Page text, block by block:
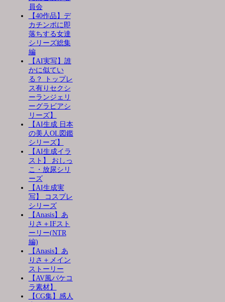
員会
【40作品】デ
カチンポに即
落ちする女達
シリーズ総集
編
【AI実写】誰
かに似てい
る？ トップレ
ス有りセクシ
ーランジェリ
ーグラビアシ
リーズ】
【AI生成 日本
の美人OL図鑑
シリーズ】
【AI生成イラ
スト】 おしっ
こ・放尿シリ
ーズ
【AI生成実
写】 コスプレ
シリーズ
【Anasis】あ
りさ＋IFスト
ーリー(NTR
編)
【Anasis】あ
りさ＋メイン
ストーリー
【AV風パケコ
ラ素材】
【CG集】感人